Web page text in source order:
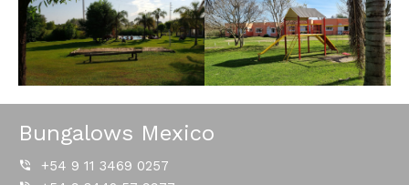
Bungalows Mexico
+54 9 11 3469 0257